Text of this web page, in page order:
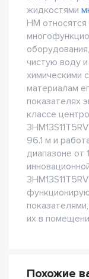
жидкостями
HM
чистую воду
химическими
материалам
показателях
классе
96.1 м и
диапазоне от
их в
Похожие